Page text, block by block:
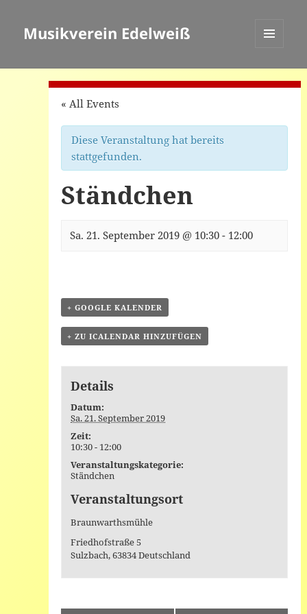
Musikverein Edelweiß
« All Events
Diese Veranstaltung hat bereits
stattgefunden.
Ständchen
Sa. 21. September 2019 @ 10:30 - 12:00
+ GOOGLE KALENDER
+ ZU ICALENDAR HINZUFÜGEN
Details
Datum:
Sa. 21. September 2019
Zeit:
10:30 - 12:00
Veranstaltungskategorie:
Ständchen
Veranstaltungsort
Braunwarthsmühle
Friedhofstraße 5
Sulzbach,63834Deutschland